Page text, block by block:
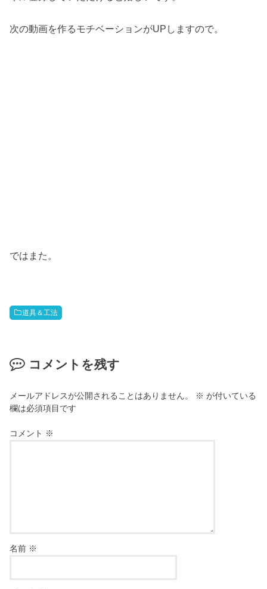
次の動画を作るモチベーションがUPしますので。
ではまた。
道具＆工法
コメントを残す
メールアドレスが公開されることはありません。 ※ が付いている
欄は必須項目です
コメント ※
名前 ※